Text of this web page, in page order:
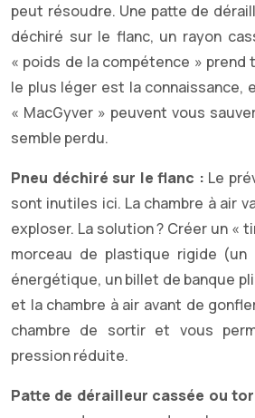
peut résoudre. Une patte de
déchiré sur le flanc, un rayon
« poids de la compétence » prend
le plus léger est la connaissance,
« MacGyver » peuvent vous
semble perdu.
Pneu déchiré sur le flanc : Le
sont inutiles ici. La chambre à air
exploser. La solution ? Créer un «
morceau de plastique rigide (un
énergétique, un billet de banque
et la chambre à air avant de
chambre de sortir et vous
pression réduite.
Patte de dérailleur cassée ou